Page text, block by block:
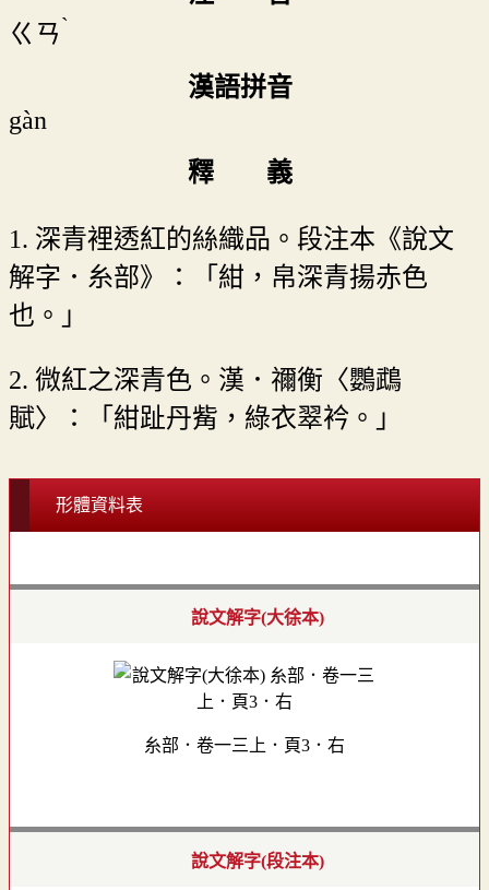
ㄍㄢˋ
漢語拼音
gàn
釋 義
1. 深青裡透紅的絲織品。段注本《說文
解字．糸部》：「紺，帛深青揚赤色
也。」
2. 微紅之深青色。漢．禰衡〈鸚鵡
賦〉：「紺趾丹觜，綠衣翠衿。」
形體資料表
說文解字(大徐本)
糸部．卷一三上．頁3．右
說文解字(段注本)